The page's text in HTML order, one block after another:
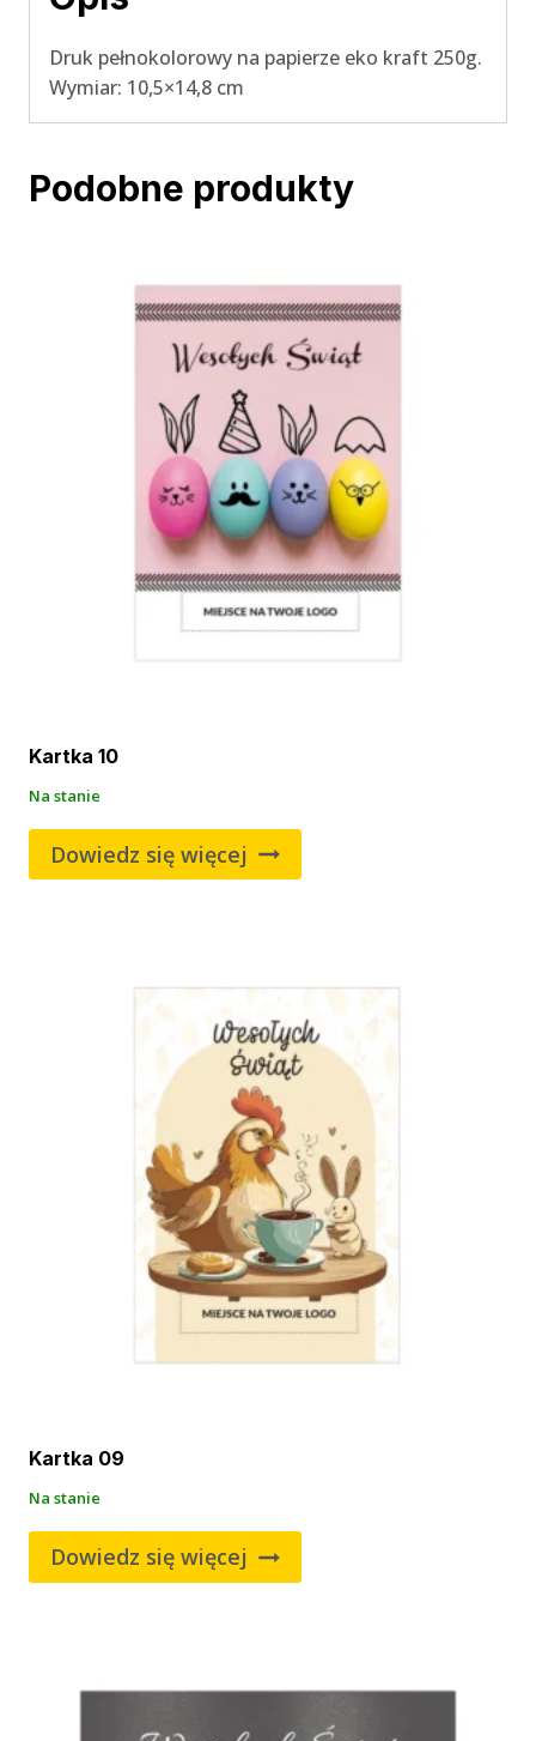
Druk pełnokolorowy na papierze eko kraft 250g.
Wymiar: 10,5×14,8 cm
Podobne produkty
Kartka 10
Na stanie
Dowiedz się więcej
Kartka 09
Na stanie
Dowiedz się więcej